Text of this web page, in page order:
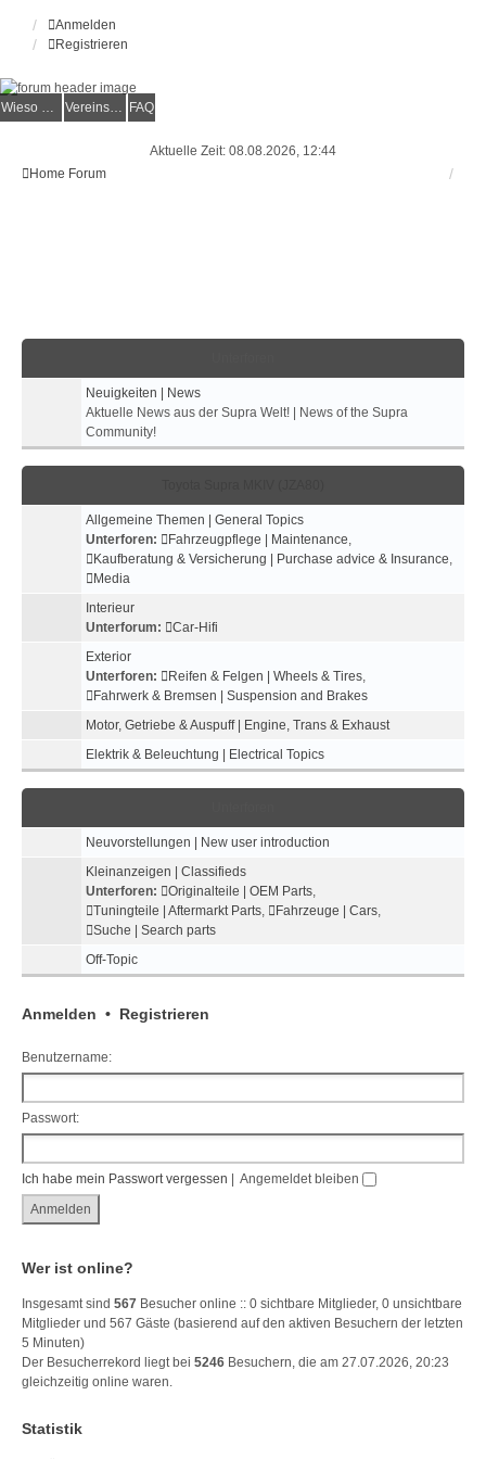
Anmelden
Registrieren
Wieso der e.V.? Vereinsmitglied werden FAQ
Aktuelle Zeit: 08.08.2026, 12:44
Home Forum
Neuigkeiten | News
Aktuelle News aus der Supra Welt! | News of the Supra
Community!
Allgemeine Themen | General Topics
Unterforen:
Fahrzeugpflege | Maintenance,
Kaufberatung & Versicherung | Purchase advice & Insurance,
Media
Interieur
Unterforum:
Car-Hifi
Exterior
Unterforen:
Reifen & Felgen | Wheels & Tires,
Fahrwerk & Bremsen | Suspension and Brakes
Motor, Getriebe & Auspuff | Engine, Trans & Exhaust
Elektrik & Beleuchtung | Electrical Topics
Neuvorstellungen | New user introduction
Kleinanzeigen | Classifieds
Unterforen:
Originalteile | OEM Parts,
Tuningteile | Aftermarkt Parts, Fahrzeuge | Cars,
Suche | Search parts
Off-Topic
Anmelden • Registrieren
Benutzername:
Passwort:
Ich habe mein Passwort vergessen Angemeldet bleiben
Wer ist online?
Insgesamt sind 567 Besucher online :: 0 sichtbare Mitglieder, 0 unsichtbare
Mitglieder und 567 Gäste (basierend auf den aktiven Besuchern der letzten
5 Minuten)
Der Besucherrekord liegt bei 5246 Besuchern, die am 27.07.2026, 20:23
gleichzeitig online waren.
Statistik